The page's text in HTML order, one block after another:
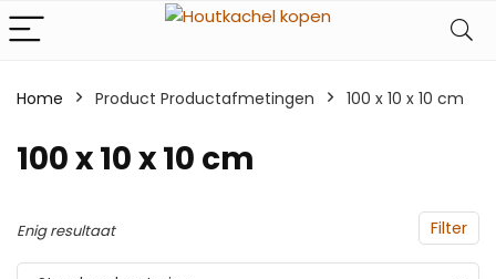
Home Product Productafmetingen ‎100 x 10 x 10 cm
‎100 x 10 x 10 cm
Filter
Enig resultaat